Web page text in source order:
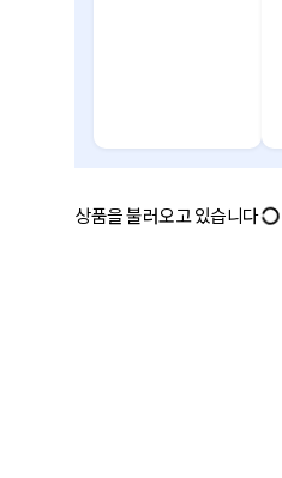
상품을 불러오고 있습니다